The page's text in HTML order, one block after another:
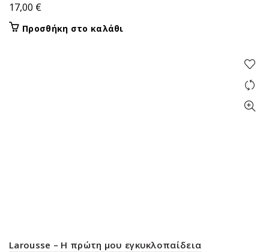
17,00 €
Προσθήκη στο καλάθι
Larousse – Η πρώτη μου εγκυκλοπαίδεια